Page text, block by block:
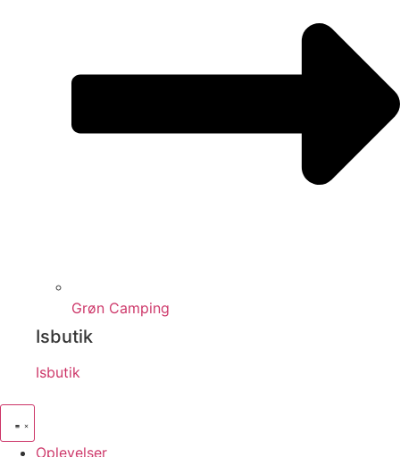
Grøn Camping
Isbutik
Isbutik
Oplevelser